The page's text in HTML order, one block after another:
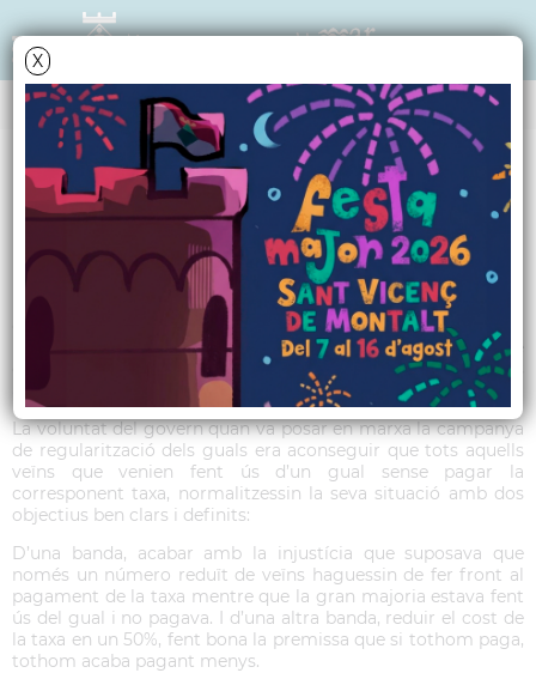
X
TRIBUNA POLÍTICA
CiU - Desembre 2015
Les proposta d’ordenances fiscals per al 2016 contempla una
congelació de tots els impostos, taxes i preus públics, i la
reducció d’un 50% en la taxa de gual, que a partir de l’1 de
gener passaran de tenir un cost de 60 euros a 30 euros
anuals.
La voluntat del govern quan va posar en marxa la campanya
de regularització dels guals era aconseguir que tots aquells
veïns que venien fent ús d’un gual sense pagar la
corresponent taxa, normalitzessin la seva situació amb dos
objectius ben clars i definits:
D’una banda, acabar amb la injustícia que suposava que
només un número reduït de veïns haguessin de fer front al
pagament de la taxa mentre que la gran majoria estava fent
ús del gual i no pagava. I d’una altra banda, reduir el cost de
la taxa en un 50%, fent bona la premissa que si tothom paga,
tothom acaba pagant menys.